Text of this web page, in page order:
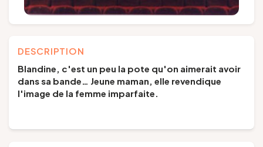
DESCRIPTION
Blandine, c'est un peu la pote qu'on aimerait avoir
dans sa bande… Jeune maman, elle revendique
l'image de la femme imparfaite.